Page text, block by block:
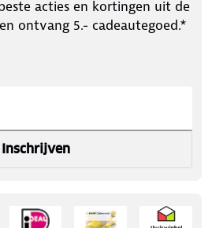
acties en kortingen uit de
ontvang 5.- cadeautegoed.*
Inschrijven